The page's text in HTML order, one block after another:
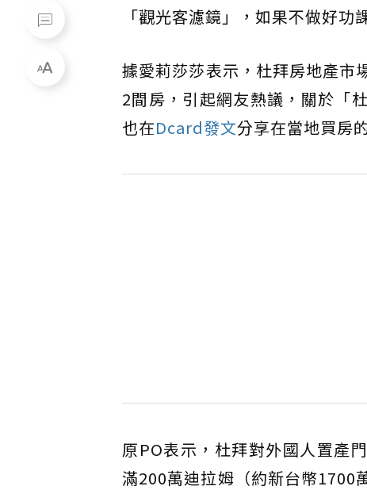
「觀光客濾鏡」，如果不做好功
據愛莉莎莎表示，杜拜房地產市
2間房，引起網友熱議，關於「
也在Dcard發文分享在當地買房
原PO表示，杜拜對外國人置產
滿200萬迪拉姆（約新台幣1700